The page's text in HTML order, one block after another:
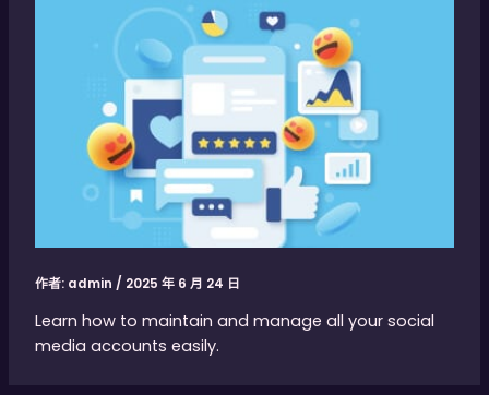
作者: admin / 2025 年 6 月 24 日
Learn how to maintain and manage all your social
media accounts easily.